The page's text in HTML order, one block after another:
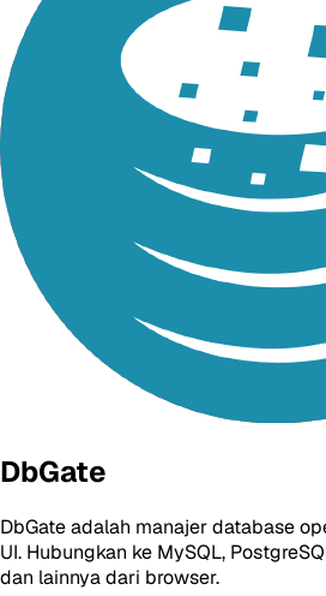
DbGate
DbGate adalah manajer database
UI. Hubungkan ke MySQL,
dan lainnya dari browser.